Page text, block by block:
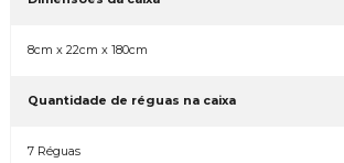
8cm x 22cm x 180cm
Quantidade de réguas na caixa
7 Réguas